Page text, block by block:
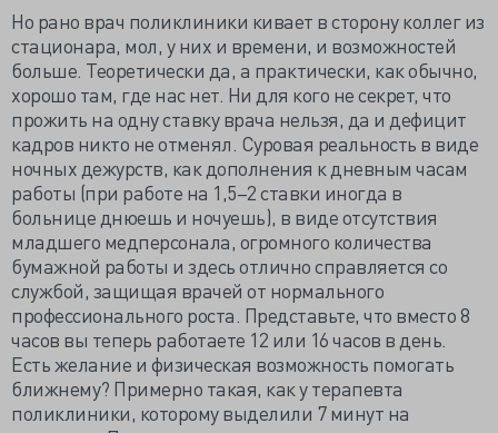
Но рано врач поликлиники кивает в сторону коллег из
стационара, мол, у них и времени, и возможностей
больше. Теоретически да, а практически, как обычно,
хорошо там, где нас нет. Ни для кого не секрет, что
прожить на одну ставку врача нельзя, да и дефицит
кадров никто не отменял. Суровая реальность в виде
ночных дежурств, как дополнения к дневным часам
работы (при работе на 1,5–2 ставки иногда в
больнице днюешь и ночуешь), в виде отсутствия
младшего медперсонала, огромного количества
бумажной работы и здесь отлично справляется со
службой, защищая врачей от нормального
профессионального роста. Представьте, что вместо 8
часов вы теперь работаете 12 или 16 часов в день.
Есть желание и физическая возможность помогать
ближнему? Примерно такая, как у терапевта
поликлиники, которому выделили 7 минут на